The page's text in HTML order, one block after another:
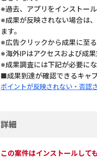
※過去、アプリをインストー
※成果が反映されない場合は
ます。
※広告クリックから成果に至
※海外IPはアクセスおよび成果
※成果調査には下記が必要にな
■成果到達が確認できるキャ
ポイントが反映されない・否認
詳細
この案件はインストールして